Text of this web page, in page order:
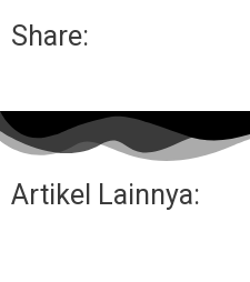
Share:
Artikel Lainnya: